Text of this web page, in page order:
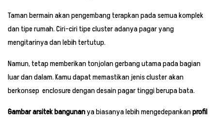
Taman bermain akan pengembang terapkan pada semua komplek
dan tipe rumah. Ciri-ciri tipe cluster adanya pagar yang
mengitarinya dan lebih tertutup.
Namun, tetap memberikan tonjolan gerbang utama pada bagian
luar dan dalam. Kamu dapat memastikan jenis cluster akan
berkonsep enclosure dengan desain pagar tinggi berupa bata.
Gambar arsitek bangunanya biasanya lebih mengedepankanprofil